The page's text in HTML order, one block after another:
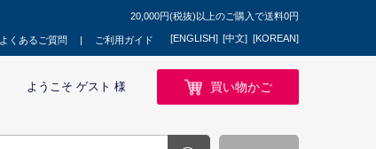
20,000円(税抜)以上のご購入で送料0円
よくあるご質問 ご利用ガイド [ENGLISH] [中文] [KOREAN]
ようこそ ゲスト 様 買い物かご